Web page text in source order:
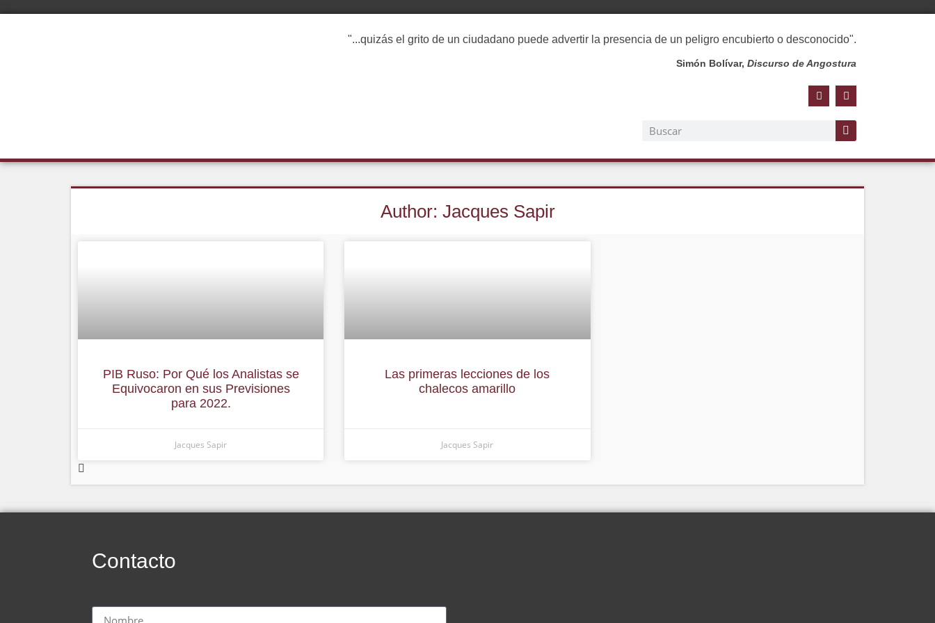
"...quizás el grito de un ciudadano puede advertir la presencia de un peligro encubierto o desconocido".
Simón Bolívar,Discurso de Angostura
Author: Jacques Sapir
PIB Ruso: Por Qué los Analistas se
Equivocaron en sus Previsiones
para 2022.
Jacques Sapir
Las primeras lecciones de los
chalecos amarillo
Jacques Sapir
Contacto